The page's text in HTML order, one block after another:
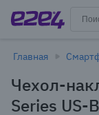
Главная
Чехол-
Series US-